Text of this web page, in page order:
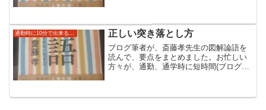
うはより具体例なども書いており大変読
みやすくなっています。
正しい突き落とし方
ブログ筆者が、斎藤孝先生の図解論語を
読んで、要点をまとめました。お忙しい
方々が、通勤、通学時に短時間(ブログ上
うはより具体例なども書いており大変読